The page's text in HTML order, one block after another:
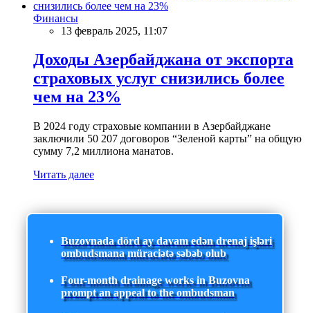
Финансы
13 февраль 2025, 11:07
Доходы Азербайджана от экспорта
страховых услуг снизились более
чем на 23%
В 2024 году страховые компании в Азербайджане
заключили 50 207 договоров “Зеленой карты” на общую
сумму 7,2 миллиона манатов.
Читать далее
Buzovnada dörd ay davam edən drenaj işləri
ombudsmana müraciətə səbəb olub
Four-month drainage works in Buzovna
prompt an appeal to the ombudsman